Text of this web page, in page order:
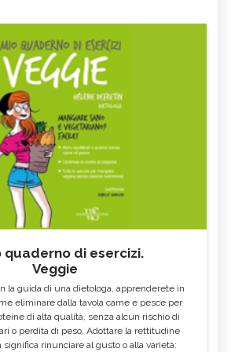
quaderno di esercizi.
Veggie
la guida di una dietologa, apprenderete in
eliminare dalla tavola carne e pesce per
di alta qualità, senza alcun rischio di
o perdita di peso. Adottare la rettitudine
significa rinunciare al gusto o alla varietà: